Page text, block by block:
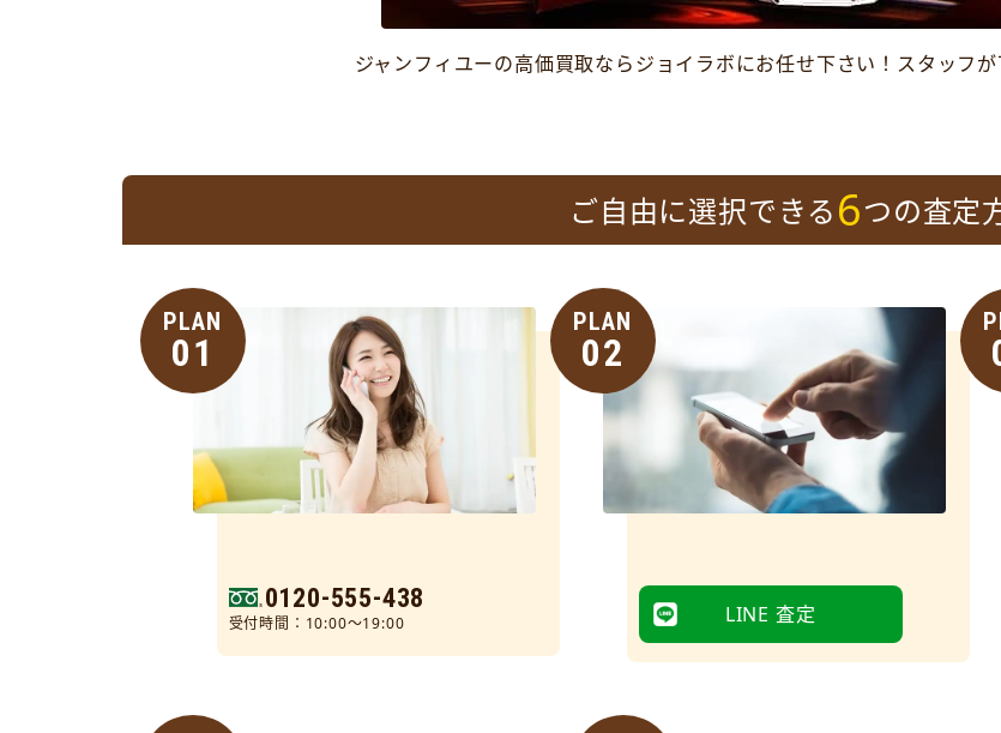
ジャンフィユーの高価買取ならジョイラボにお任せ下さい！スタッフが
ご自由に選択できる6つの査定
PLAN
01
0120-555-438
受付時間：10:00～19:00
PLAN
02
LINE 査定